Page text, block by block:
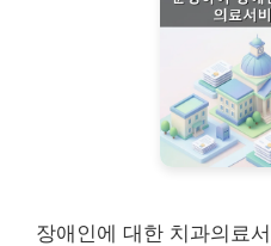
장애인에 대한 치과의료